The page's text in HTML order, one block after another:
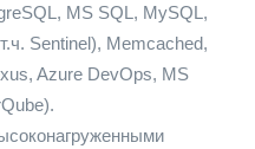
MS SQL, MySQL,
Sentinel), Memcached,
Azure DevOps, MS